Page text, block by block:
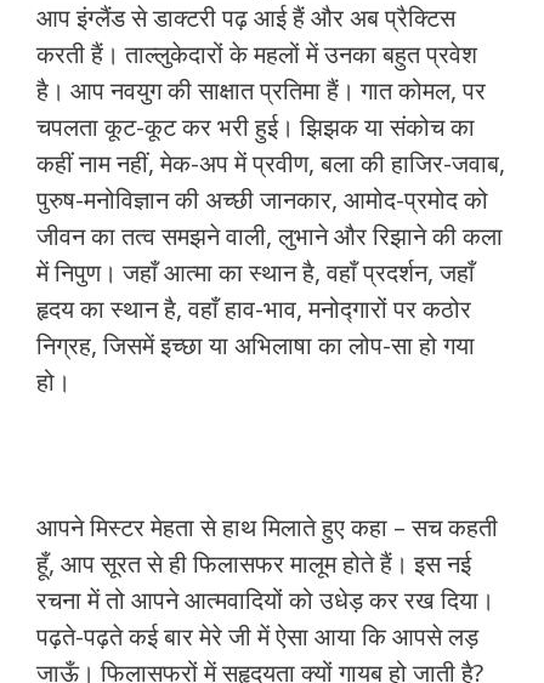
आप इंग्लैंड से डाक्टरी पढ़ आई हैं और अब प्रैक्टिस
करती हैं। ताल्लुकेदारों के महलों में उनका बहुत प्रवेश
है। आप नवयुग की साक्षात प्रतिमा हैं। गात कोमल, पर
चपलता कूट-कूट कर भरी हुई। झिझक या संकोच का
कहीं नाम नहीं, मेक-अप में प्रवीण, बला की हाजिर-जवाब,
पुरुष-मनोविज्ञान की अच्छी जानकार, आमोद-प्रमोद को
जीवन का तत्व समझने वाली, लुभाने और रिझाने की कला
में निपुण। जहाँ आत्मा का स्थान है, वहाँ प्रदर्शन, जहाँ
हृदय का स्थान है, वहाँ हाव-भाव, मनोद्गारों पर कठोर
निग्रह, जिसमें इच्छा या अभिलाषा का लोप-सा हो गया
हो।
आपने मिस्टर मेहता से हाथ मिलाते हुए कहा – सच कहती
हूँ, आप सूरत से ही फिलासफर मालूम होते हैं। इस नई
रचना में तो आपने आत्मवादियों को उधेड़ कर रख दिया।
पढ़ते-पढ़ते कई बार मेरे जी में ऐसा आया कि आपसे लड़
जाऊँ। फिलासफरों में सहृदयता क्यों गायब हो जाती है?